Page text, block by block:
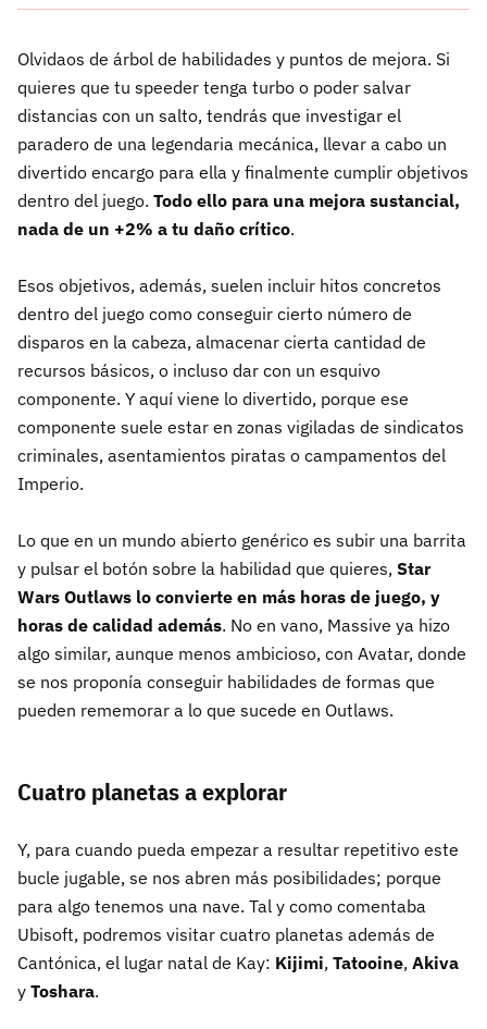
Olvidaos de árbol de habilidades y puntos de mejora. Si
quieres que tu speeder tenga turbo o poder salvar
distancias con un salto, tendrás que investigar el
paradero de una legendaria mecánica, llevar a cabo un
divertido encargo para ella y finalmente cumplir objetivos
dentro del juego. Todo ello para una mejora sustancial,
nada de un +2% a tu daño crítico.
Esos objetivos, además, suelen incluir hitos concretos
dentro del juego como conseguir cierto número de
disparos en la cabeza, almacenar cierta cantidad de
recursos básicos, o incluso dar con un esquivo
componente. Y aquí viene lo divertido, porque ese
componente suele estar en zonas vigiladas de sindicatos
criminales, asentamientos piratas o campamentos del
Imperio.
Lo que en un mundo abierto genérico es subir una barrita
y pulsar el botón sobre la habilidad que quieres, Star
Wars Outlaws lo convierte en más horas de juego, y
horas de calidad además. No en vano, Massive ya hizo
algo similar, aunque menos ambicioso, con Avatar, donde
se nos proponía conseguir habilidades de formas que
pueden rememorar a lo que sucede en Outlaws.
Cuatro planetas a explorar
Y, para cuando pueda empezar a resultar repetitivo este
bucle jugable, se nos abren más posibilidades; porque
para algo tenemos una nave. Tal y como comentaba
Ubisoft, podremos visitar cuatro planetas además de
Cantónica, el lugar natal de Kay: Kijimi, Tatooine, Akiva
y Toshara.